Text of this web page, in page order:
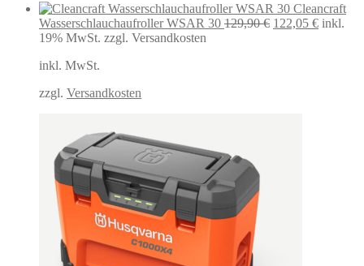
Cleancraft
Wasserschlauchaufroller WSAR 30 129,90€ Ursprünglicher
122,05 € inkl.
19% MwSt. zzgl. Versandkosten
inkl. MwSt.
zzgl. Versandkosten